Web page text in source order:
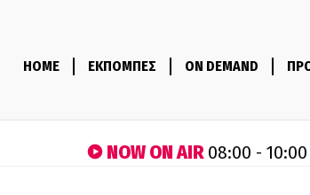
HOME ΕΚΠΟΜΠΕΣ ON DEMAND
NOW ON AIR08:00 -